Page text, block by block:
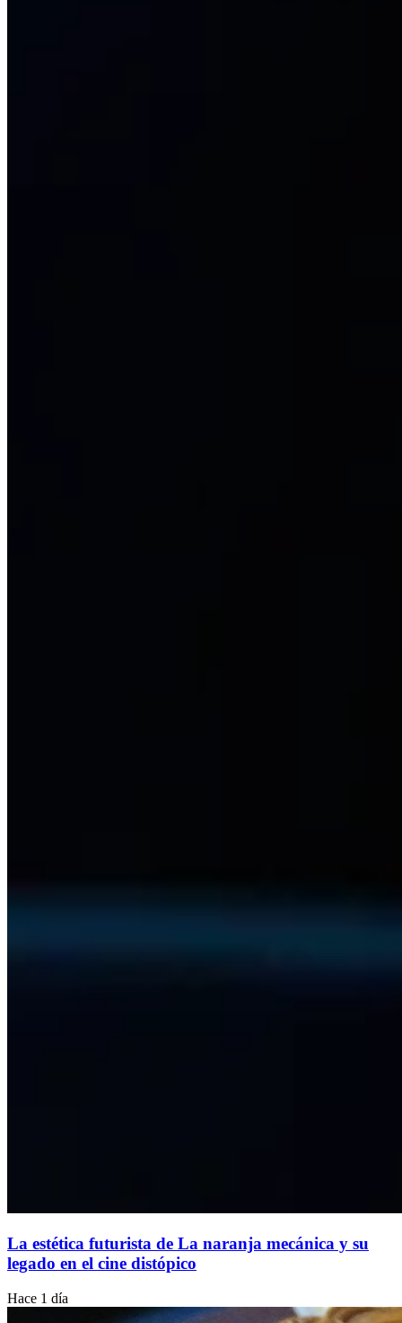
La estética futurista de La naranja mecánica y su
legado en el cine distópico
Hace 1 día